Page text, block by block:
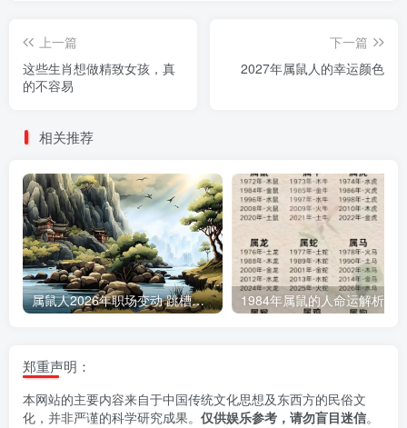
上一篇
这些生肖想做精致女孩，真
的不容易
下一篇
2027年属鼠人的幸运颜色
相关推荐
属鼠人2026年职场变动 跳槽吉凶解析 1984年属鼠的人命运解析
郑重声明：
本网站的主要内容来自于中国传统文化思想及东西方的民俗文
化，并非严谨的科学研究成果。 仅供娱乐参考，请勿盲目迷信。